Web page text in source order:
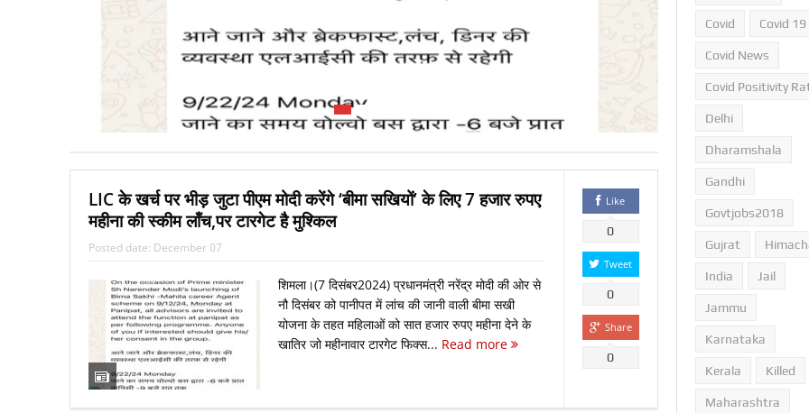
लड़न से इंकार,मची खलबली
LIC के खर्च पर भीड़ जुटा पीएम मोदी करेंगे ‘बीमा सखियों’ के लिए 7 हजार रुपए
महीना की स्‍कीम लॉंच,पर टारगेट है मुश्किल
Posted date: December 07
शिमला।(7 दिसंबर2024) प्रधानमंत्री नरेंद्र मोदी की ओर से
नौ दिसंबर को पानीपत में लांच की जानी वाली बीमा सखी
योजना के तहत महिलाओं को सात हजार रुपए महीना देने के
खातिर जो महीनावार टारगेट फिक्‍स... Read more
Like
0
Tweet
0
Share
0
Covid Covid 19
Covid News
Covid Positivity
Delhi
Dharamshala
Gandhi
Govtjobs2018
Gujrat
India Jail
Jammu
Karnataka
Kerala Killed
Maharashtra